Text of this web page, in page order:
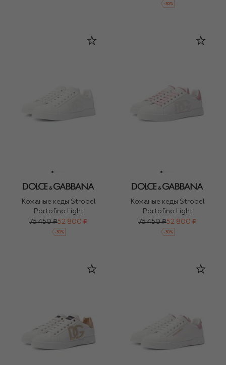
-30%
Кожаные кеды Strobel
Portofino Light
75 450 ₽52 800 ₽
-30%
Кожаные кеды Strobel
Portofino Light
75 450 ₽52 800 ₽
-30%